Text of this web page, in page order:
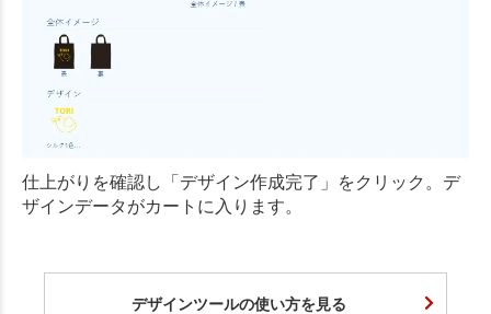
仕上がりを確認し「デザイン作成完了」をクリック。デ
ザインデータがカートに入ります。
デザインツールの使い方を見る